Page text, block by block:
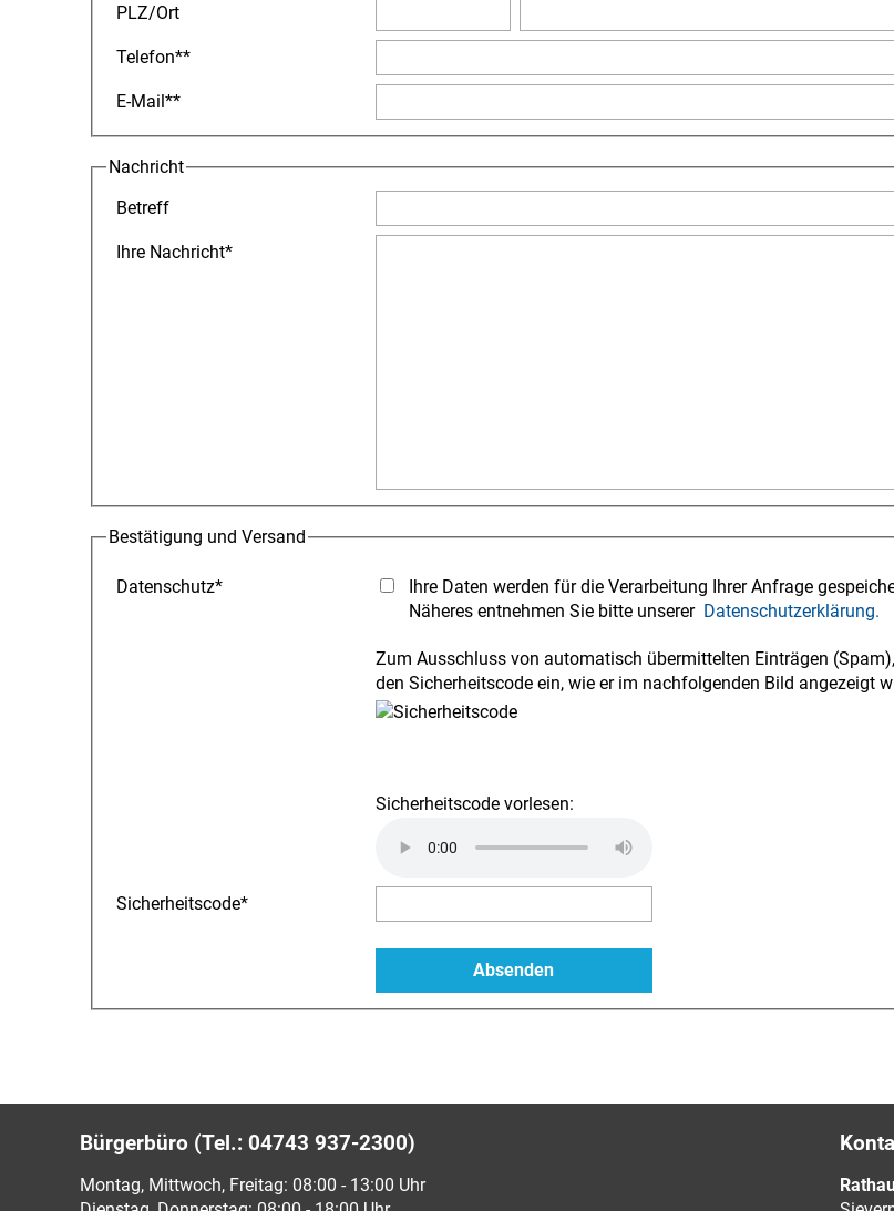
PLZ/Ort
Telefon**
E-Mail **
Nachricht
Betreff
Ihre Nachricht*
Bestätigung und Versand
Datenschutz*
Ihre Daten werden für die Verarbeitung Ihrer Anfrage
Näheres entnehmen Sie bitte unserer Datenschutzerklärung.
Zum Ausschluss von automatisch übermittelten Einträgen
den Sicherheitscode ein, wie er im nachfolgenden Bild angezeigt
Sicherheitscode vorlesen:
Sicherheitscode*
Bürgerbüro (Tel.: 04743 937-2300)
Montag, Mittwoch, Freitag: 08:00 - 13:00 Uhr